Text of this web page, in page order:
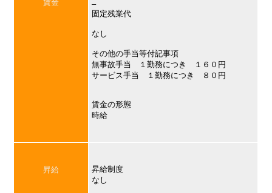
賃金
–
固定残業代
なし
その他の手当等付記事項
無事故手当 １勤務につき １６０円
サービス手当 １勤務につき ８０円
賃金の形態
時給
昇給
昇給制度
なし